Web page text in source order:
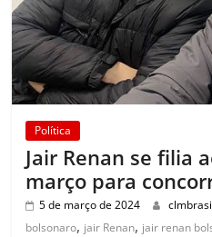
Política
Jair Renan se filia
março para
5 de março de 2024
bolsonaro, jair Renan, jair renan